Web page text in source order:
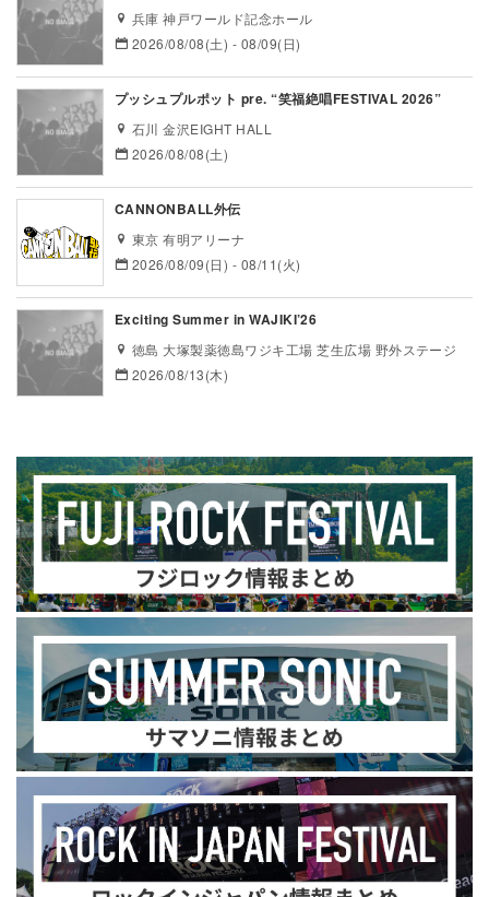
兵庫 神戸ワールド記念ホール
2026/08/08(土) - 08/09(日)
プッシュプルポット pre. “笑福絶唱FESTIVAL 2026”
石川 金沢EIGHT HALL
2026/08/08(土)
CANNONBALL外伝
東京 有明アリーナ
2026/08/09(日) - 08/11(火)
Exciting Summer in WAJIKI’26
徳島 大塚製薬徳島ワジキ工場 芝生広場 野外ステージ
2026/08/13(木)